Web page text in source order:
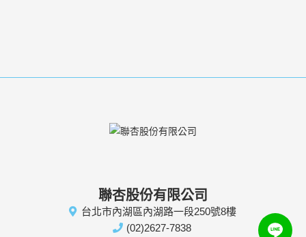
聯杏股份有限公司
台北市內湖區內湖路一段250號8樓
(02)2627-7838